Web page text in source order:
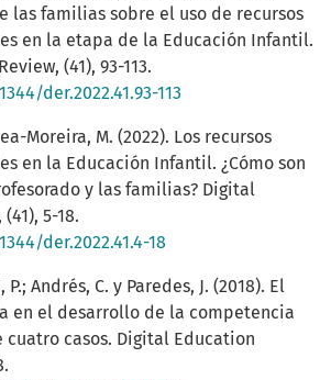
las familias sobre el uso de recursos
en la etapa de la Educación Infantil.
(41), 93-113.
der.2022.41.93-113
Moreira, M. (2022). Los recursos
en la Educación Infantil. ¿Cómo son
y las familias? Digital
5-18.
der.2022.41.4-18
P.; Andrés, C. y Paredes, J. (2018). El
en el desarrollo de la competencia
casos. Digital Education